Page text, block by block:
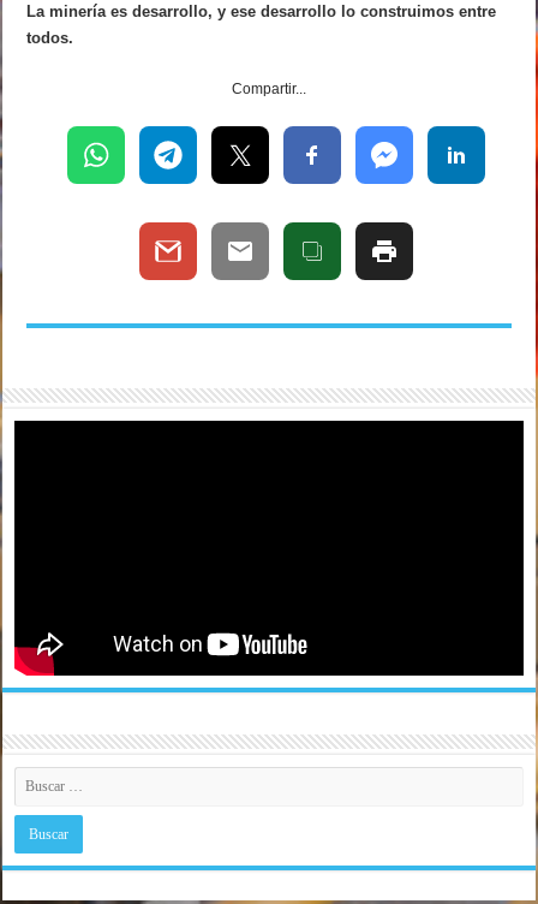
La minería es desarrollo, y ese desarrollo lo construimos entre
todos.
Compartir...